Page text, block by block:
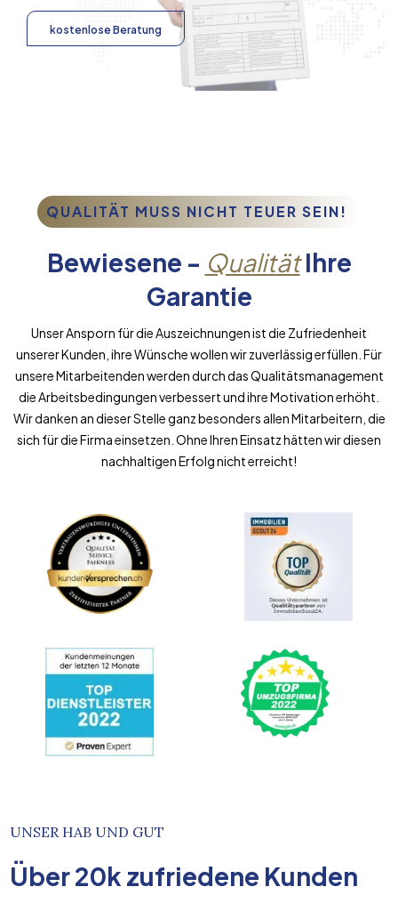
kostenlose Beratung
QUALITÄT MUSS NICHT TEUER SEIN!
Bewiesene - QualitätIhre
Garantie
Unser Ansporn für die Auszeichnungen ist die Zufriedenheit
unserer Kunden, ihre Wünsche wollen wir zuverlässig erfüllen. Für
unsere Mitarbeitenden werden durch das Qualitätsmanagement
die Arbeitsbedingungen verbessert und ihre Motivation erhöht.
Wir danken an dieser Stelle ganz besonders allen Mitarbeitern, die
sich für die Firma einsetzen. Ohne Ihren Einsatz hätten wir diesen
nachhaltigen Erfolg nicht erreicht!
UNSER HAB UND GUT
Über20k zufriedene Kunden